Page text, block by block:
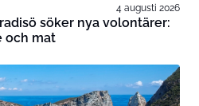
4 augusti 2026
söker nya volontärer:
och mat